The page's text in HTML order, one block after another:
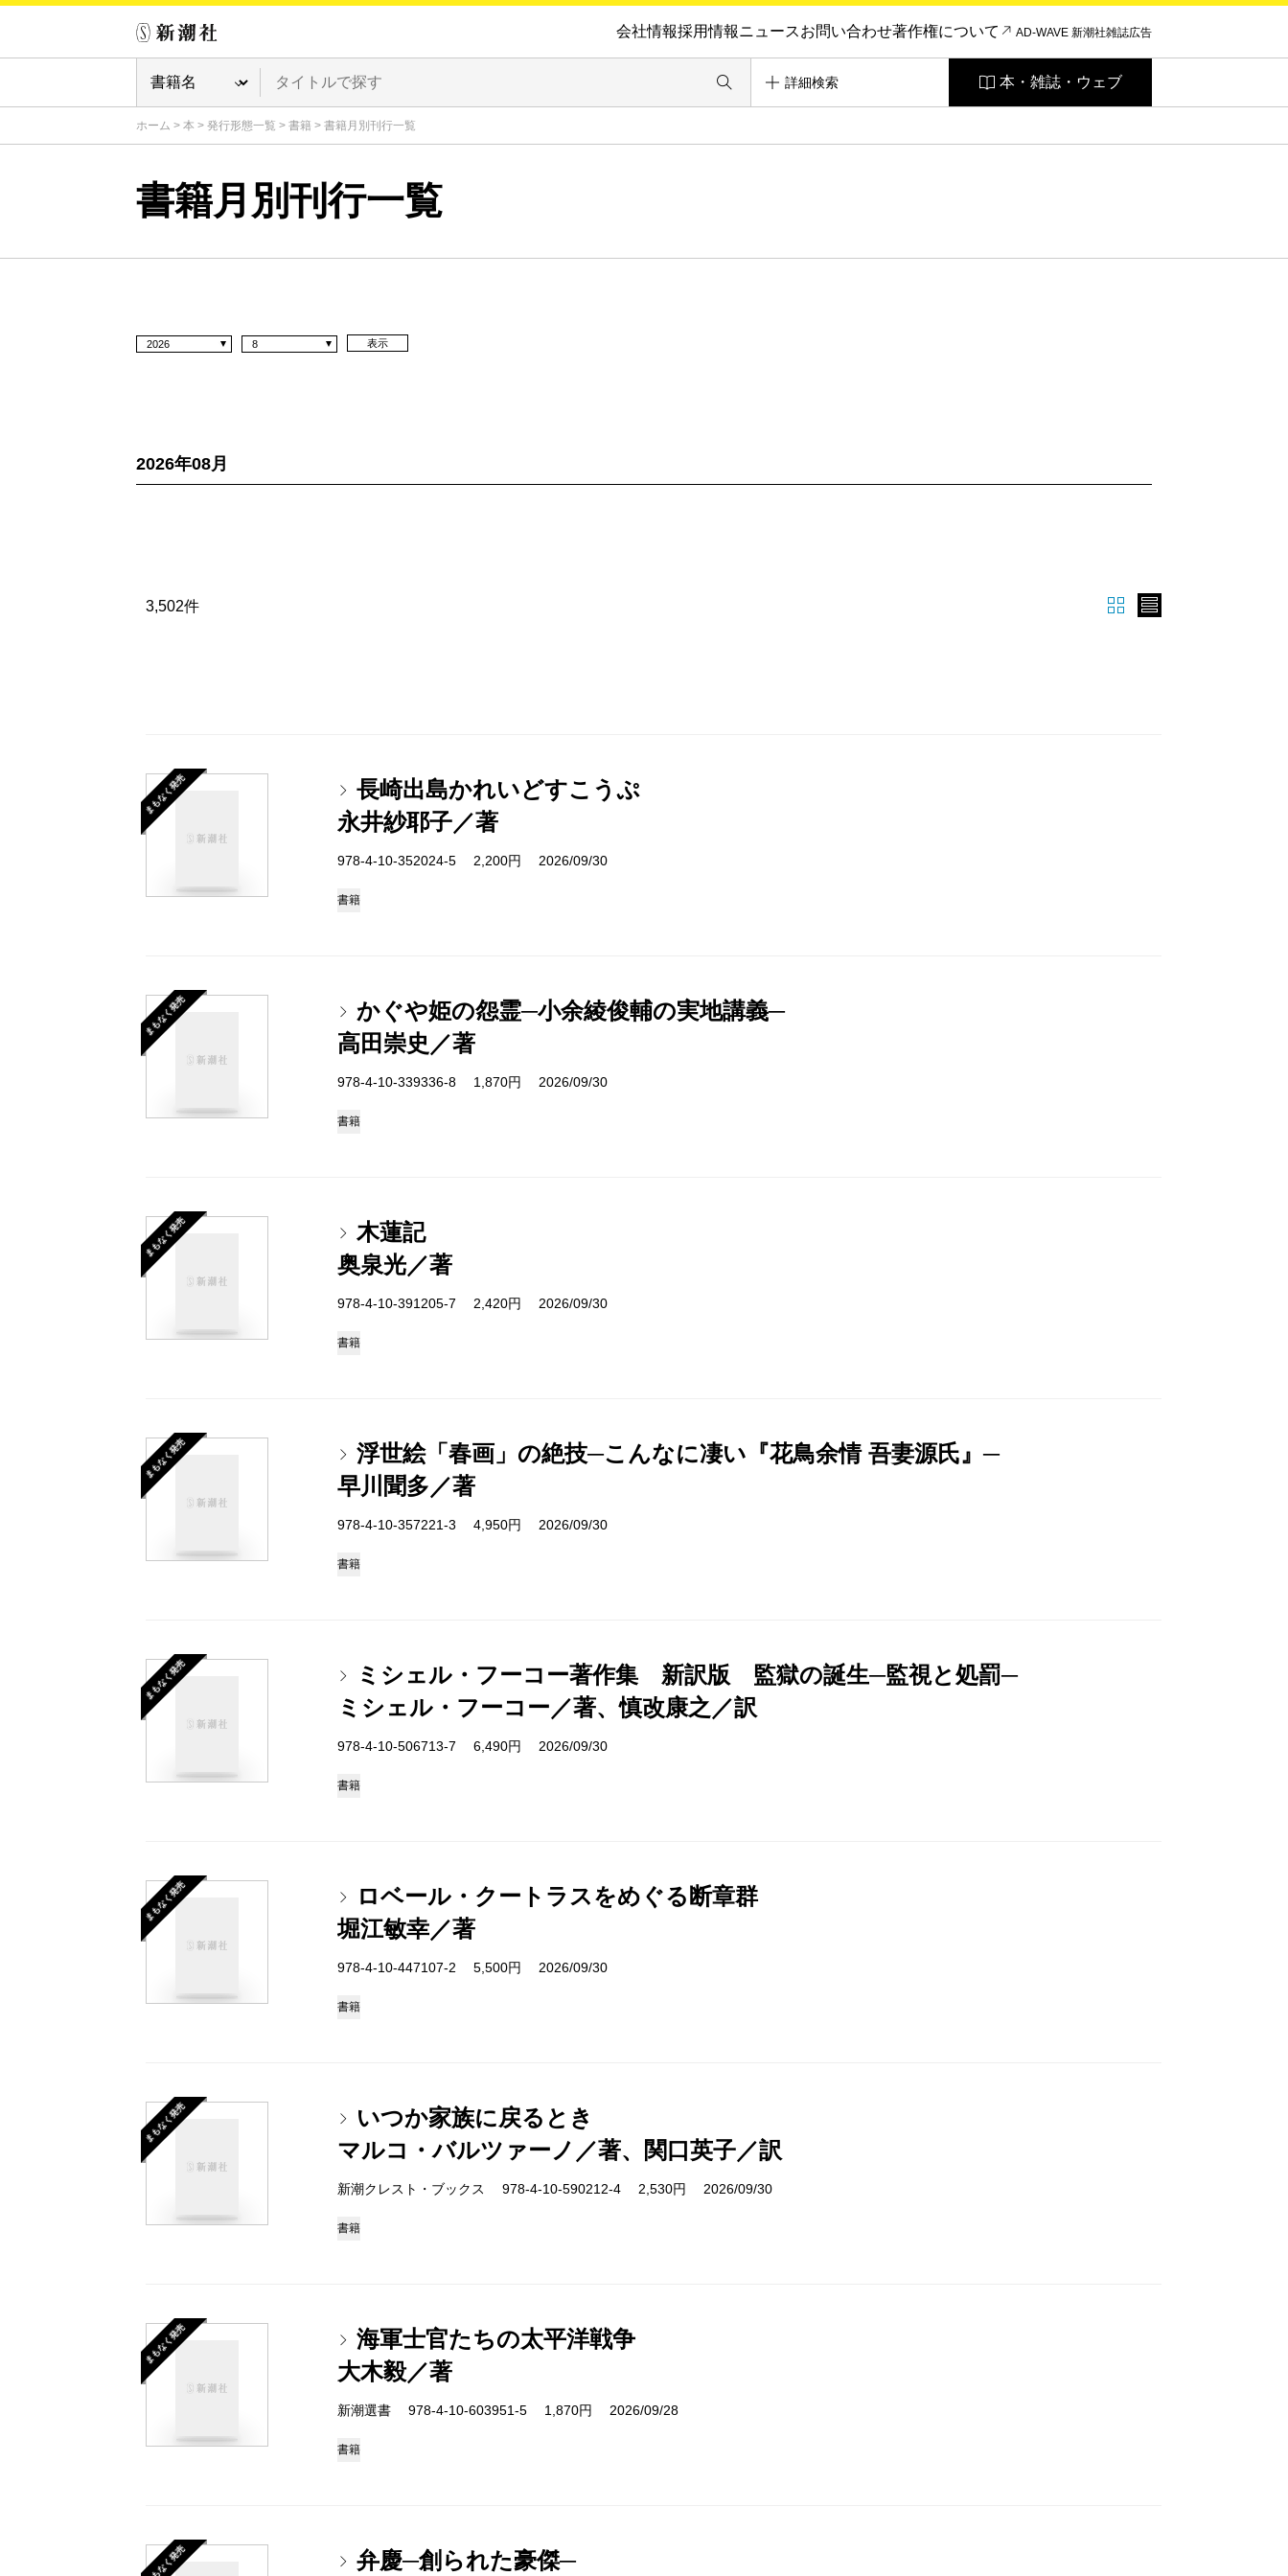
会社情報採用情報ニュースお問い合わせ著作権について AD-WAVE 新潮社雑誌広告
詳細検索 本・雑誌・ウェブ
ホーム > 本 > 発行形態一覧 > 書籍 > 書籍月別刊行一覧
書籍月別刊行一覧
2026 8 表示
2026年08月
3,502件
まもなく発売
長崎出島かれいどすこうぷ
永井紗耶子／著
978-4-10-352024-5 2,200円 2026/09/30
書籍
まもなく発売
かぐや姫の怨霊─小余綾俊輔の実地講義─
高田崇史／著
978-4-10-339336-8 1,870円 2026/09/30
書籍
まもなく発売
木蓮記
奥泉光／著
978-4-10-391205-7 2,420円 2026/09/30
書籍
まもなく発売
浮世絵「春画」の絶技─こんなに凄い『花鳥余情 吾妻源氏』─
早川聞多／著
978-4-10-357221-3 4,950円 2026/09/30
書籍
まもなく発売
ミシェル・フーコー著作集 新訳版 監獄の誕生─監視と処罰─
ミシェル・フーコー／著、慎改康之／訳
978-4-10-506713-7 6,490円 2026/09/30
書籍
まもなく発売
ロベール・クートラスをめぐる断章群
堀江敏幸／著
978-4-10-447107-2 5,500円 2026/09/30
書籍
まもなく発売
いつか家族に戻るとき
マルコ・バルツァーノ／著、関口英子／訳
新潮クレスト・ブックス 978-4-10-590212-4 2,530円 2026/09/30
書籍
まもなく発売
海軍士官たちの太平洋戦争
大木毅／著
新潮選書 978-4-10-603951-5 1,870円 2026/09/28
書籍
まもなく発売 弁慶─創られた豪傑─